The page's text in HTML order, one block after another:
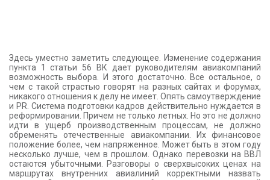
Здесь уместно заметить следующее. Изменение содержания
пункта 1 статьи 56 ВК дает руководителям авиакомпаний
возможность выбора. И этого достаточно. Все остальное, о
чем с такой страстью говорят на разных сайтах и форумах,
никакого отношения к делу не имеет. Опять самоутверждение
и PR. Система подготовки кадров действительно нуждается в
реформировании. Причем не только летных. Но это не должно
идти в ущерб производственным процессам, не должно
обременять отечественные авиакомпании. Их финансовое
положение более, чем напряженное. Может быть в этом году
несколько лучше, чем в прошлом. Однако перевозки на ВВЛ
остаются убыточными. Разговоры о сверхвысоких ценах на
маршрутах внутренних авиалиний корректными назвать